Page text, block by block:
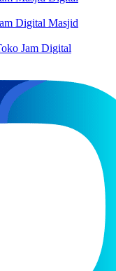
Digital Masjid
Jam Digital